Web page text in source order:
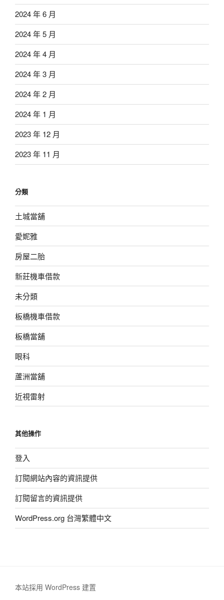
2024 年 6 月
2024 年 5 月
2024 年 4 月
2024 年 3 月
2024 年 2 月
2024 年 1 月
2023 年 12 月
2023 年 11 月
分類
土城當舖
愛妮雅
房屋二胎
新莊機車借款
未分類
板橋機車借款
板橋當舖
眼科
蘆洲當舖
近視雷射
其他操作
登入
訂閱網站內容的資訊提供
訂閱留言的資訊提供
WordPress.org 台灣繁體中文
本站採用 WordPress 建置